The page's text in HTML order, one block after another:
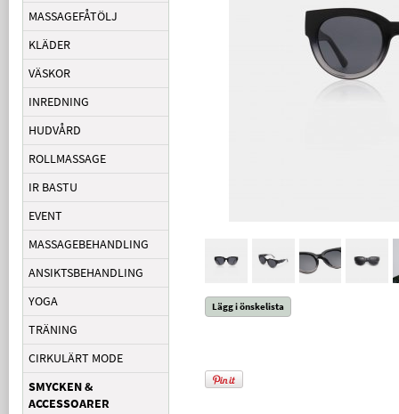
MASSAGEFÅTÖLJ
KLÄDER
VÄSKOR
INREDNING
HUDVÅRD
ROLLMASSAGE
IR BASTU
EVENT
MASSAGEBEHANDLING
ANSIKTSBEHANDLING
YOGA
TRÄNING
CIRKULÄRT MODE
SMYCKEN &
ACCESSOARER
Lägg i önskelista